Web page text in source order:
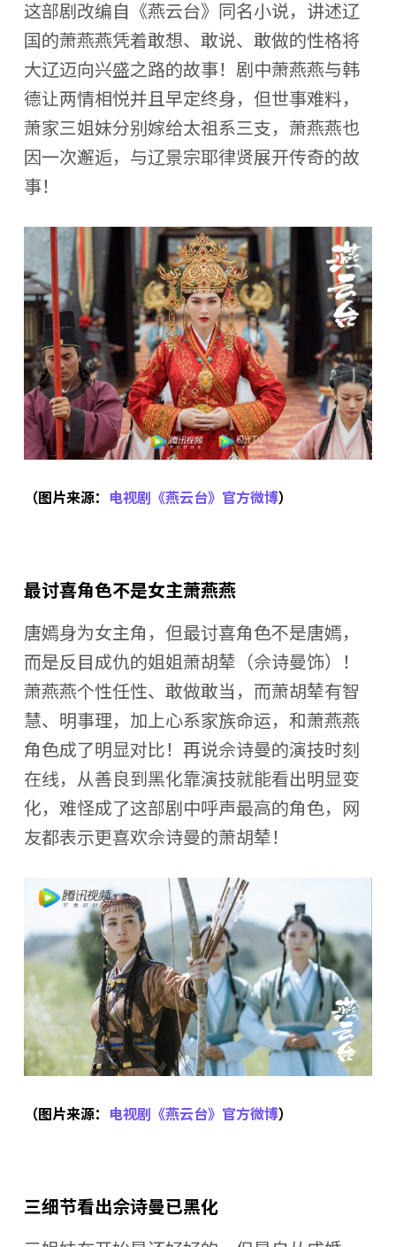
这部剧改编自《燕云台》同名小说，讲述辽
国的萧燕燕凭着敢想、敢说、敢做的性格将
大辽迈向兴盛之路的故事！剧中萧燕燕与韩
德让两情相悦并且早定终身，但世事难料，
萧家三姐妹分别嫁给太祖系三支，萧燕燕也
因一次邂逅，与辽景宗耶律贤展开传奇的故
事！
（图片来源： 电视剧《燕云台》官方微博）
最讨喜角色不是女主萧燕燕
唐嫣身为女主角，但最讨喜角色不是唐嫣，
而是反目成仇的姐姐萧胡辇（佘诗曼饰）！
萧燕燕个性任性、敢做敢当，而萧胡辇有智
慧、明事理，加上心系家族命运，和萧燕燕
角色成了明显对比！再说佘诗曼的演技时刻
在线，从善良到黑化靠演技就能看出明显变
化，难怪成了这部剧中呼声最高的角色，网
友都表示更喜欢佘诗曼的萧胡辇！
（图片来源： 电视剧《燕云台》官方微博）
三细节看出佘诗曼已黑化